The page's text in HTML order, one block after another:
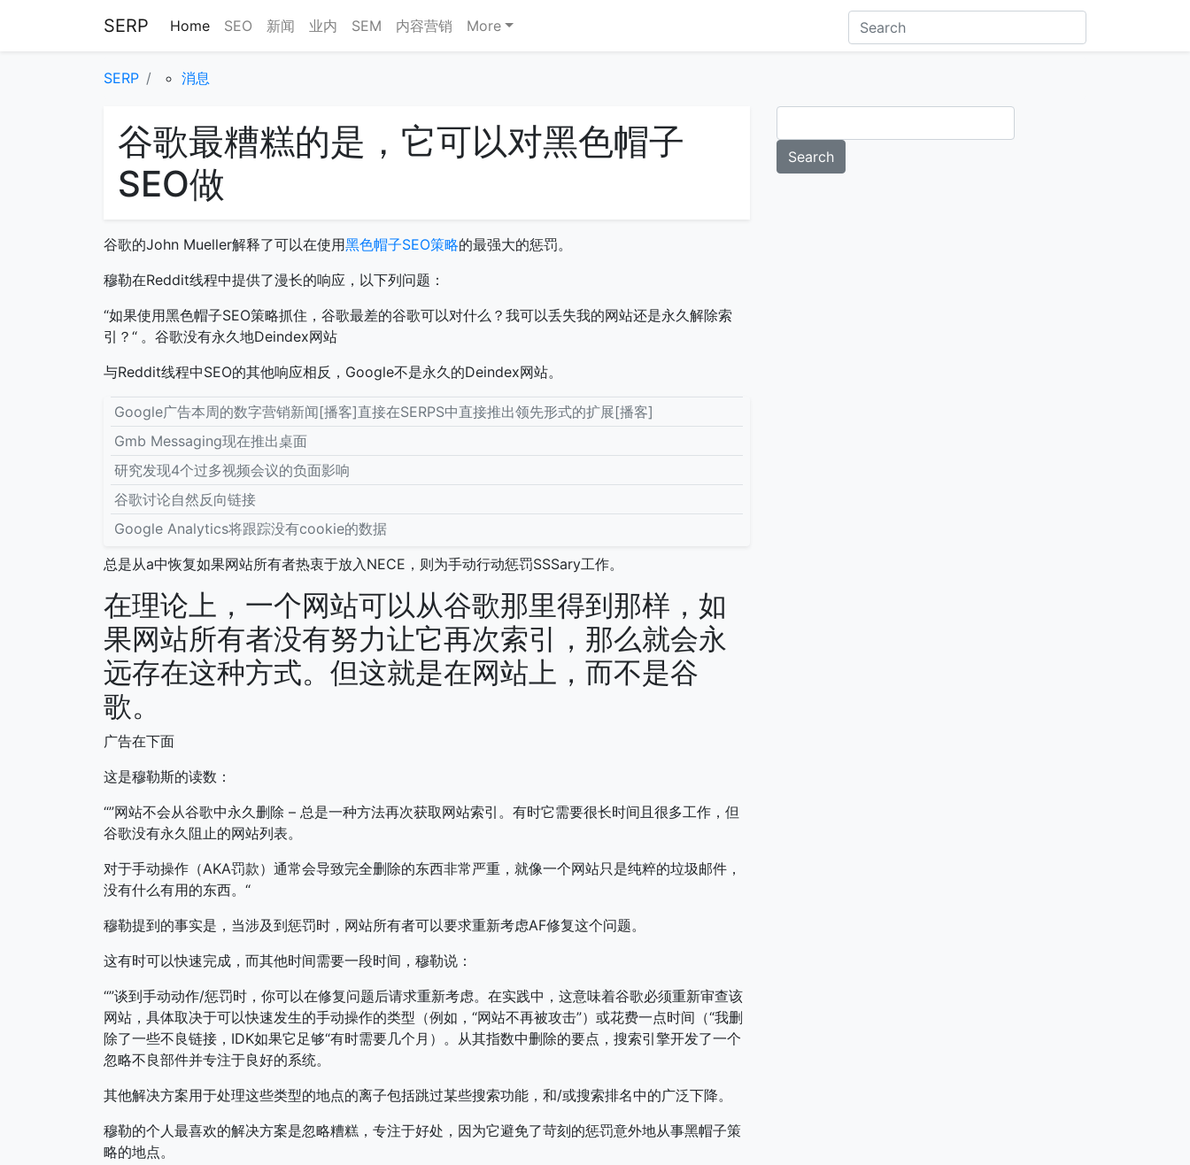
SERP Home SEO 新闻 业内 SEM 内容营销 More
SERP 消息
谷歌最糟糕的是，它可以对黑色帽子
SEO做
谷歌的John Mueller解释了可以在使用黑色帽子SEO策略的最强大的惩罚。
穆勒在Reddit线程中提供了漫长的响应，以下列问题：
“如果使用黑色帽子SEO策略抓住，谷歌最差的谷歌可以对什么？我可以丢失我的网站还是永久解除索
引？“ 。谷歌没有永久地Deindex网站
与Reddit线程中SEO的其他响应相反，Google不是永久的Deindex网站。
Google广告本周的数字营销新闻[播客]直接在SERPS中直接推出领先形式的扩展[播客]
Gmb Messaging现在推出桌面
研究发现4个过多视频会议的负面影响
谷歌讨论自然反向链接
Google Analytics将跟踪没有cookie的数据
总是从a中恢复如果网站所有者热衷于放入NECE，则为手动行动惩罚SSSary工作。
在理论上，一个网站可以从谷歌那里得到那样，如
果网站所有者没有努力让它再次索引，那么就会永
远存在这种方式。但这就是在网站上，而不是谷
歌。
广告在下面
这是穆勒斯的读数：
“”网站不会从谷歌中永久删除 – 总是一种方法再次获取网站索引。有时它需要很长时间且很多工作，但
谷歌没有永久阻止的网站列表。
对于手动操作（AKA罚款）通常会导致完全删除的东西非常严重，就像一个网站只是纯粹的垃圾邮件，
没有什么有用的东西。“
穆勒提到的事实是，当涉及到惩罚时，网站所有者可以要求重新考虑AF修复这个问题。
这有时可以快速完成，而其他时间需要一段时间，穆勒说：
“”谈到手动动作/惩罚时，你可以在修复问题后请求重新考虑。在实践中，这意味着谷歌必须重新审查该
网站，具体取决于可以快速发生的手动操作的类型（例如，“网站不再被攻击”）或花费一点时间（“我删
除了一些不良链接，IDK如果它足够“有时需要几个月）。从其指数中删除的要点，搜索引擎开发了一个
忽略不良部件并专注于良好的系统。
其他解决方案用于处理这些类型的地点的离子包括跳过某些搜索功能，和/或搜索排名中的广泛下降。
穆勒的个人最喜欢的解决方案是忽略糟糕，专注于好处，因为它避免了苛刻的惩罚意外地从事黑帽子策
略的地点。
Search